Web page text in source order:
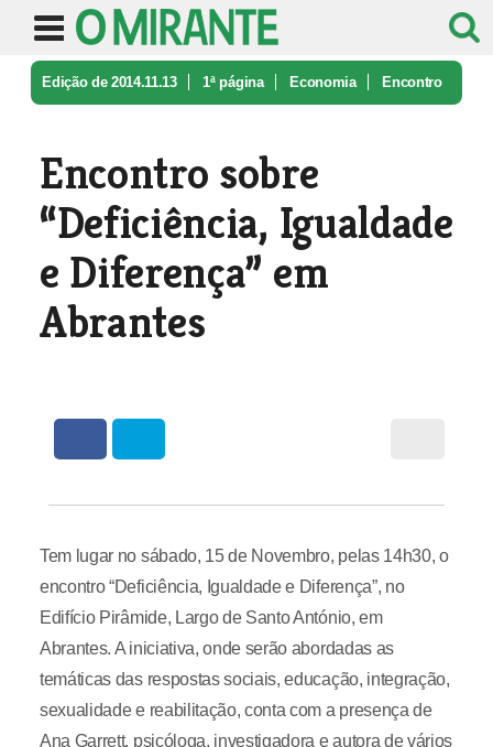
Edição de 2014.11.13 1ª página Economia Encontro
Encontro sobre
“Deficiência, Igualdade
e Diferença” em
Abrantes
Tem lugar no sábado, 15 de Novembro, pelas 14h30, o
encontro “Deficiência, Igualdade e Diferença”, no
Edifício Pirâmide, Largo de Santo António, em
Abrantes. A iniciativa, onde serão abordadas as
temáticas das respostas sociais, educação, integração,
sexualidade e reabilitação, conta com a presença de
Ana Garrett, psicóloga, investigadora e autora de vários